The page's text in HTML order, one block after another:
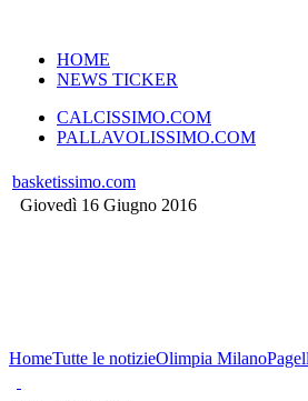
HOME
NEWS TICKER
CALCISSIMO.COM
PALLAVOLISSIMO.COM
basketissimo.com
Giovedì 16 Giugno 2016
HomeTutte le notizieOlimpia Milano